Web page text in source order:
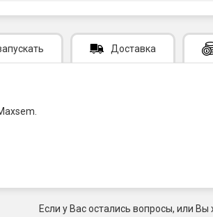
Доставка
Если у Вас остались вопросы, или